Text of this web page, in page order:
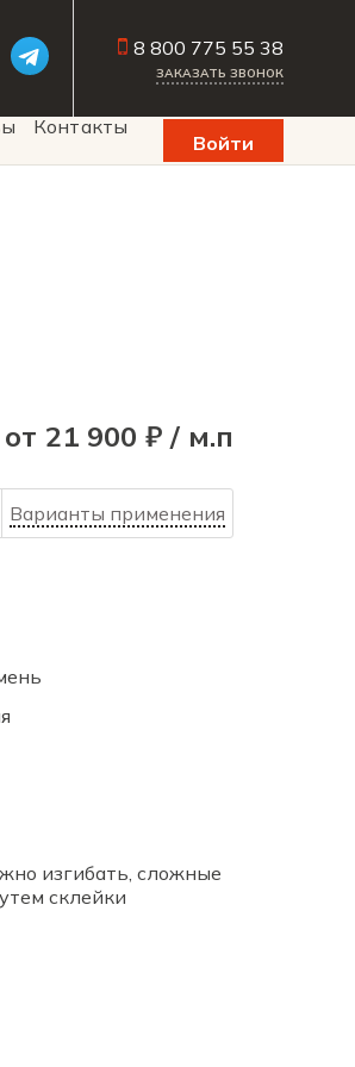
8 800 775 55 38
ЗАКАЗАТЬ ЗВОНОК
Контакты
Войти
от 21 900 ₽ / м.п
Варианты применения
изгибать, сложные
склейки